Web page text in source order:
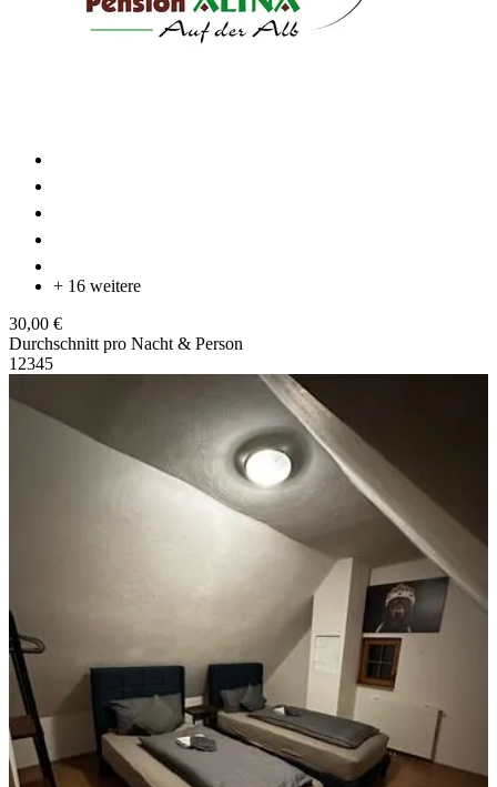
+ 16 weitere
30,00 €
Durchschnitt pro Nacht & Person
1 2345